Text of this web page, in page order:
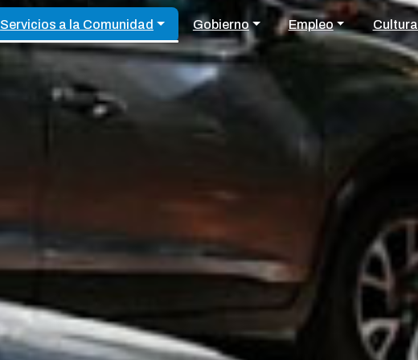
Servicios a la Comunidad Gobierno Empleo